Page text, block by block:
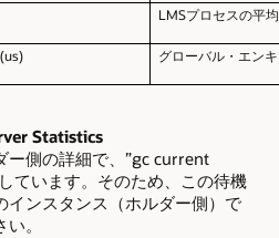
LMSプロセスの平
グローバル・エン
Statistics
ー側の詳細で、”gc current
ています。そのため、この待機
インスタンス（ホルダー側）で
。